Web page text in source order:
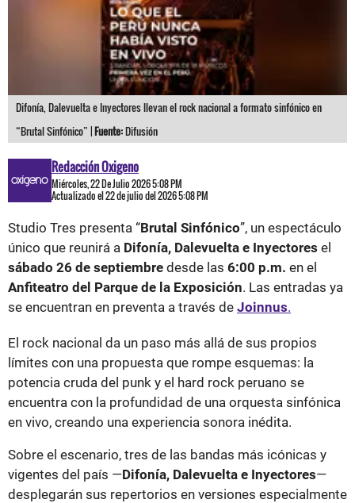
Difonía, Dalevuelta e Inyectores llevan el rock nacional a formato sinfónico en
“Brutal Sinfónico” |Fuente:Difusión
Redacción Oxigeno
Miércoles, 22 De Julio 2026 5:08 PM
Actualizado el 22 de julio del 2026 5:08 PM
Studio Tres presenta “Brutal Sinfónico”, un espectáculo
único que reunirá a Difonía, Dalevuelta e Inyectores el
sábado 26 de septiembre desde las 6:00 p.m. en el
Anfiteatro del Parque de la Exposición. Las entradas ya
se encuentran en preventa a través de Joinnus.
El rock nacional da un paso más allá de sus propios
límites con una propuesta que rompe esquemas: la
potencia cruda del punk y el hard rock peruano se
encuentra con la profundidad de una orquesta sinfónica
en vivo, creando una experiencia sonora inédita.
Sobre el escenario, tres de las bandas más icónicas y
vigentes del país —Difonía, Dalevuelta e Inyectores—
desplegarán sus repertorios en versiones especialmente